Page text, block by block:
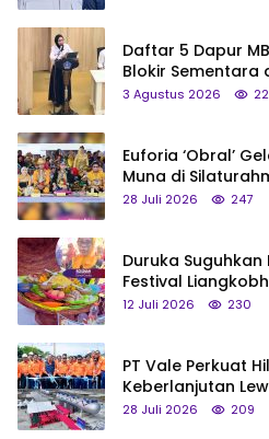
Daftar 5 Dapur
Blokir Sementara
3 Agustus 2026
Euforia ‘Obral’
Muna di
Saya Bukan Tipe
28 Juli 2026 247
Duruka
Festival
hingga Tumpeng
12 Juli 2026 230
PT Vale Perkuat
Keberlanjutan
28 Juli 2026 209